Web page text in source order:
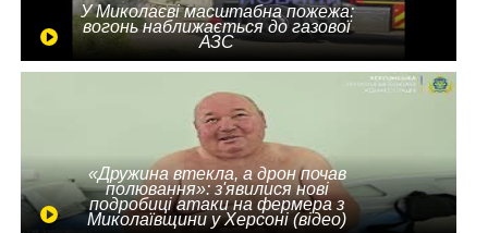
У Миколаєві масштабна пожежа:
вогонь наближається до газової
АЗС
«Дружина втекла, а дрон почав
полювання»: з'явилися нові
подробиці атаки на фермера з
Миколаївщини у Херсоні (відео)